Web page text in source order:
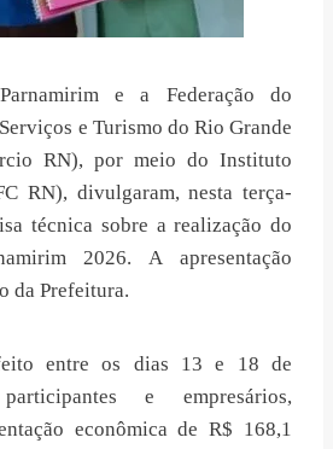
e a Federação do
e Turismo do Rio Grande
RN), por meio do Instituto
RN), divulgaram, nesta terça-
técnica sobre a realização do
2026. A apresentação
da Prefeitura.
entre os dias 13 e 18 de
e empresários,
econômica de R$ 168,1